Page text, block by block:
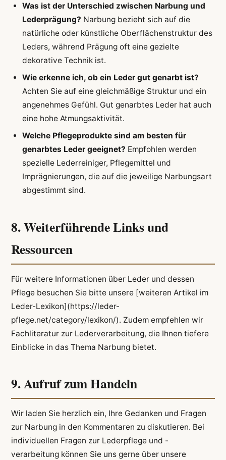
Was ist der Unterschied zwischen Narbung und
Lederprägung? Narbung bezieht sich auf die
natürliche oder künstliche Oberflächenstruktur des
Leders, während Prägung oft eine gezielte
dekorative Technik ist.
Wie erkenne ich, ob ein Leder gut genarbt ist?
Achten Sie auf eine gleichmäßige Struktur und ein
angenehmes Gefühl. Gut genarbtes Leder hat auch
eine hohe Atmungsaktivität.
Welche Pflegeprodukte sind am besten für
genarbtes Leder geeignet? Empfohlen werden
spezielle Lederreiniger, Pflegemittel und
Imprägnierungen, die auf die jeweilige Narbungsart
abgestimmt sind.
8. Weiterführende Links und
Ressourcen
Für weitere Informationen über Leder und dessen
Pflege besuchen Sie bitte unsere [weiteren Artikel im
Leder-Lexikon](https://leder-
pflege.net/category/lexikon/). Zudem empfehlen wir
Fachliteratur zur Lederverarbeitung, die Ihnen tiefere
Einblicke in das Thema Narbung bietet.
9. Aufruf zum Handeln
Wir laden Sie herzlich ein, Ihre Gedanken und Fragen
zur Narbung in den Kommentaren zu diskutieren. Bei
individuellen Fragen zur Lederpflege und -
verarbeitung können Sie uns gerne über unsere